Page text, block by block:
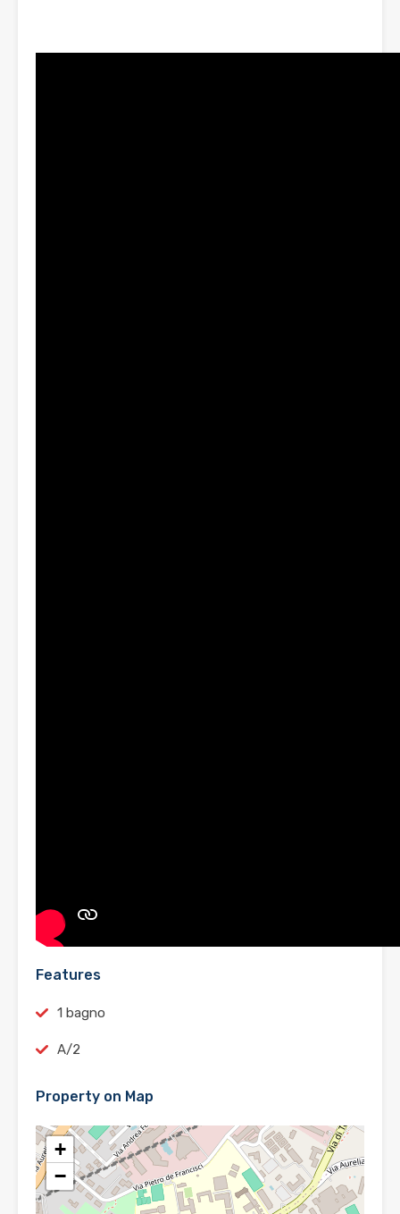
Features
1 bagno
A/2
Property on Map
+
−